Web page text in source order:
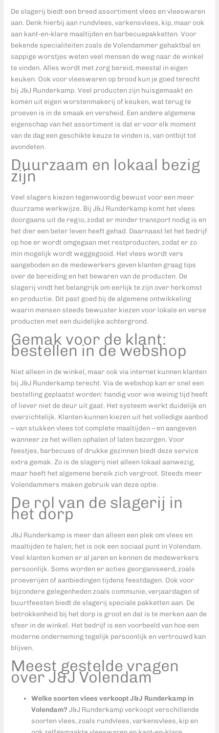
De slagerij biedt een breed assortiment vlees en vleeswaren
aan. Denk hierbij aan rundvlees, varkensvlees, kip, maar ook
aan kant-en-klare maaltijden en barbecuepakketten. Voor
bekende specialiteiten zoals de Volendammer gehaktbal en
sappige worstjes weten veel mensen de weg naar de winkel
te vinden. Alles wordt met zorg bereid, meestal in eigen
keuken. Ook voor vleeswaren op brood kun je goed terecht
bij J&J Runderkamp. Veel producten zijn huisgemaakt en
komen uit eigen worstenmakerij of keuken, wat terug te
proeven is in de smaak en versheid. Een andere algemene
eigenschap van het assortiment is dat er voor elk moment
van de dag een geschikte keuze te vinden is, van ontbijt tot
avondeten.
Duurzaam en lokaal bezig
zijn
Veel slagers kiezen tegenwoordig bewust voor een meer
duurzame werkwijze. Bij J&J Runderkamp komt het vlees
doorgaans uit de regio, zodat er minder transport nodig is en
het dier een beter leven heeft gehad. Daarnaast let het bedrijf
op hoe er wordt omgegaan met restproducten, zodat er zo
min mogelijk wordt weggegooid. Het vlees wordt vers
aangeboden en de medewerkers geven klanten graag tips
over de bereiding en het bewaren van de producten. De
slagerij vindt het belangrijk om eerlijk te zijn over herkomst
en productie. Dit past goed bij de algemene ontwikkeling
waarin mensen steeds bewuster kiezen voor lokale en verse
producten met een duidelijke achtergrond.
Gemak voor de klant:
bestellen in de webshop
Niet alleen in de winkel, maar ook via internet kunnen klanten
bij J&J Runderkamp terecht. Via de webshop kan er snel een
bestelling geplaatst worden: handig voor wie weinig tijd heeft
of liever niet de deur uit gaat. Het systeem werkt duidelijk en
overzichtelijk. Klanten kunnen kiezen uit het volledige aanbod
– van stukken vlees tot complete maaltijden – en aangeven
wanneer ze het willen ophalen of laten bezorgen. Voor
feestjes, barbecues of drukke gezinnen biedt deze service
extra gemak. Zo is de slagerij niet alleen lokaal aanwezig,
maar heeft het algemene bereik zich vergroot. Steeds meer
Volendammers maken gebruik van deze optie.
De rol van de slagerij in
het dorp
J&J Runderkamp is meer dan alleen een plek om vlees en
maaltijden te halen; het is ook een sociaal punt in Volendam.
Veel klanten komen er al jaren en kennen de medewerkers
persoonlijk. Soms worden er acties georganiseerd, zoals
proeverijen of aanbiedingen tijdens feestdagen. Ook voor
bijzondere gelegenheden zoals communie, verjaardagen of
buurtfeesten biedt de slagerij speciale pakketten aan. De
betrokkenheid bij het dorp is groot en dat is te merken aan de
sfeer in de winkel. Het bedrijf is een voorbeeld van hoe een
moderne onderneming tegelijk persoonlijk en vertrouwd kan
blijven.
Meest gestelde vragen
over J&J Volendam
Welke soorten vlees verkoopt J&J Runderkamp in
Volendam? J&J Runderkamp verkoopt verschillende
soorten vlees, zoals rundvlees, varkensvlees, kip en